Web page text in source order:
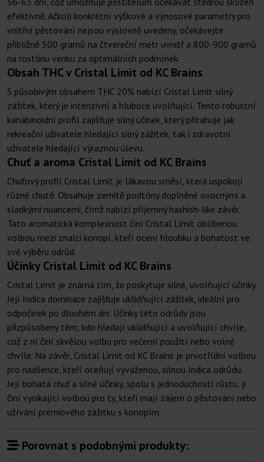
efektivně. Ačkoli konkrétní výškové a výnosové parametry pro
vnitřní pěstování nejsou výslovně uvedeny, očekávejte
přibližně 500 gramů na čtvereční metr uvnitř a 800-900 gramů
na rostlinu venku za optimálních podmínek.
Obsah THC v Cristal Limit od KC Brains
S působivým obsahem THC 20% nabízí Cristal Limit silný
zážitek, který je intenzivní a hluboce uvolňující. Tento robustní
kanabinoidní profil zajišťuje silný účinek, který přitahuje jak
rekreační uživatele hledající silný zážitek, tak i zdravotní
uživatele hledající výraznou úlevu.
Chuť a aroma Cristal Limit od KC Brains
Chuťový profil Cristal Limit je lákavou směsí, která uspokojí
různé chutě. Obsahuje zemitě podtóny doplněné ovocnými a
sladkými nuancemi, čímž nabízí příjemný hashish-like závěr.
Tato aromatická komplexnost činí Cristal Limit oblíbenou
volbou mezi znalci konopí, kteří ocení hloubku a bohatost ve
své výběru odrůd.
Účinky Cristal Limit od KC Brains
Cristal Limit je známá tím, že poskytuje silné, uvolňující účinky.
Její Indica dominace zajišťuje uklidňující zážitek, ideální pro
odpočinek po dlouhém dni. Účinky této odrůdy jsou
přizpůsobeny těm, kdo hledají uklidňující a uvolňující chvíle,
což z ní činí skvělou volbu pro večerní použití nebo volné
chvíle. Na závěr, Cristal Limit od KC Brains je prvotřídní volbou
pro nadšence, kteří oceňují vyváženou, silnou Indica odrůdu.
Její bohatá chuť a silné účinky, spolu s jednoduchostí růstu, ji
činí vynikající volbou pro ty, kteří mají zájem o pěstování nebo
užívání prémiového zážitku s konopím.
Porovnat s podobnými produkty: